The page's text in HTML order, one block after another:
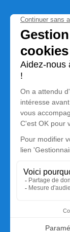
Nos équipes
perpétuer
avec dignité
Notre
Pompes
03 81 39
10 Rue
4.6/5 – 31